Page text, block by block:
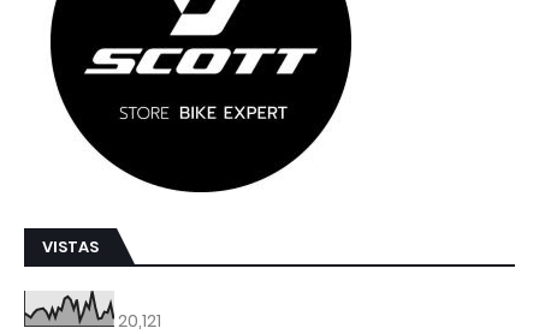
VISTAS
20,121